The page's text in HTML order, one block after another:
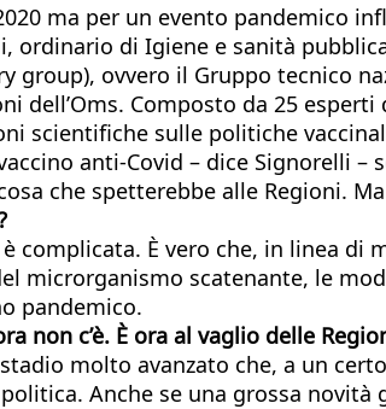
ma per un evento pandemico
di Igiene e sanità
ovvero il Gruppo tecnico
Composto da 25
scientifiche sulle politiche
anti-Covid – dice Signorelli
che spetterebbe alle Regioni.
complicata. È vero che, in linea
microrganismo scatenante, le
pandemico.
non c’è. È ora al vaglio delle
molto avanzato che, a un
Anche se una grossa novità